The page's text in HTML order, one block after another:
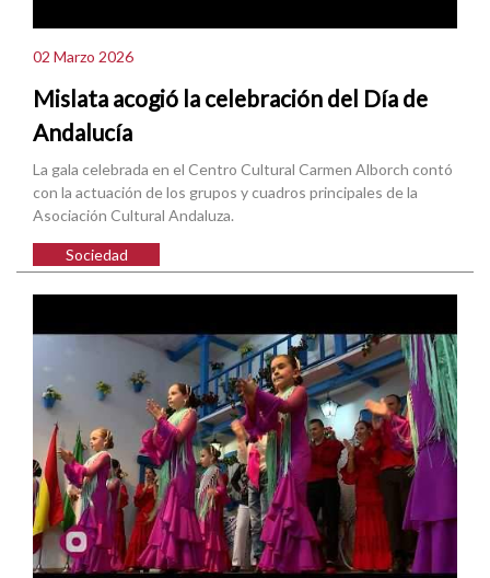
02 Marzo 2026
Mislata acogió la celebración del Día de
Andalucía
La gala celebrada en el Centro Cultural Carmen Alborch contó
con la actuación de los grupos y cuadros principales de la
Asociación Cultural Andaluza.
Sociedad